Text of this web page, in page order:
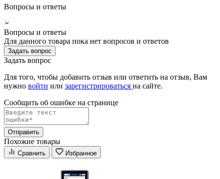
Вопросы и ответы
Вопросы и ответы
Для данного товара пока нет вопросов и ответов
Задать вопрос
Задать вопрос
Для того, чтобы добавить отзыв или ответить на отзыв, Вам
нужно войти или зарегистрироваться на сайте.
Сообщить об ошибке на страницe
Отправить
Похожие товары
Сравнить Избранное